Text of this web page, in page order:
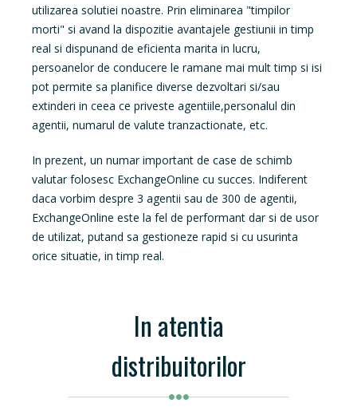
utilizarea solutiei noastre. Prin eliminarea "timpilor
morti" si avand la dispozitie avantajele gestiunii in timp
real si dispunand de eficienta marita in lucru,
persoanelor de conducere le ramane mai mult timp si isi
pot permite sa planifice diverse dezvoltari si/sau
extinderi in ceea ce priveste agentiile,personalul din
agentii, numarul de valute tranzactionate, etc.
In prezent, un numar important de case de schimb
valutar folosesc ExchangeOnline cu succes. Indiferent
daca vorbim despre 3 agentii sau de 300 de agentii,
ExchangeOnline este la fel de performant dar si de usor
de utilizat, putand sa gestioneze rapid si cu usurinta
orice situatie, in timp real.
In atentia
distribuitorilor